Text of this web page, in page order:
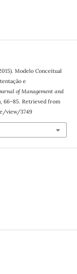
Modelo Conceitual
e
of Management and
66–85. Retrieved from
view/3749